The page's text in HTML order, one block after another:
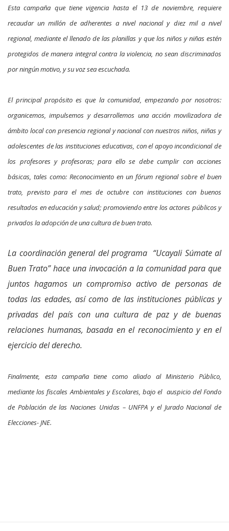
Esta campaña que tiene vigencia hasta el 13 de noviembre, requiere
recaudar un millón de adherentes a nivel nacional y diez mil a nivel
regional, mediante el llenado de las planillas y que los niños y niñas estén
protegidos de manera integral contra la violencia, no sean discriminados
por ningún motivo, y su voz sea escuchada.
El principal propósito es que la comunidad, empezando por nosotros:
organicemos, impulsemos y desarrollemos una acción movilizadora de
ámbito local con presencia regional y nacional con nuestros niños, niñas y
adolescentes de las instituciones educativas, con el apoyo incondicional de
los profesores y profesoras; para ello se debe cumplir con acciones
básicas, tales como: Reconocimiento en un fórum regional sobre el buen
trato, previsto para el mes de octubre con instituciones con buenos
resultados en educación y salud; promoviendo entre los actores públicos y
privados la adopción de una cultura de buen trato.
La coordinación general del programa “Ucayali Súmate al
Buen Trato” hace una invocación a la comunidad para que
juntos hagamos un compromiso activo de personas de
todas las edades, así como de las instituciones públicas y
privadas del país con una cultura de paz y de buenas
relaciones humanas, basada en el reconocimiento y en el
ejercicio del derecho.
Finalmente, esta campaña tiene como aliado al Ministerio Público,
mediante los fiscales Ambientales y Escolares, bajo el auspicio del Fondo
de Población de las Naciones Unidas – UNFPA y el Jurado Nacional de
Elecciones- JNE.